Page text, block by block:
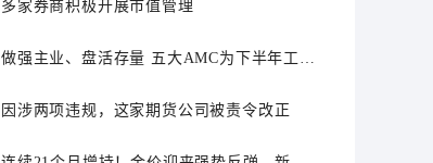
多家券商积极开展市值管理
做强主业、盘活存量 五大AMC为下半年工作
因涉两项违规，这家期货公司被责令改正